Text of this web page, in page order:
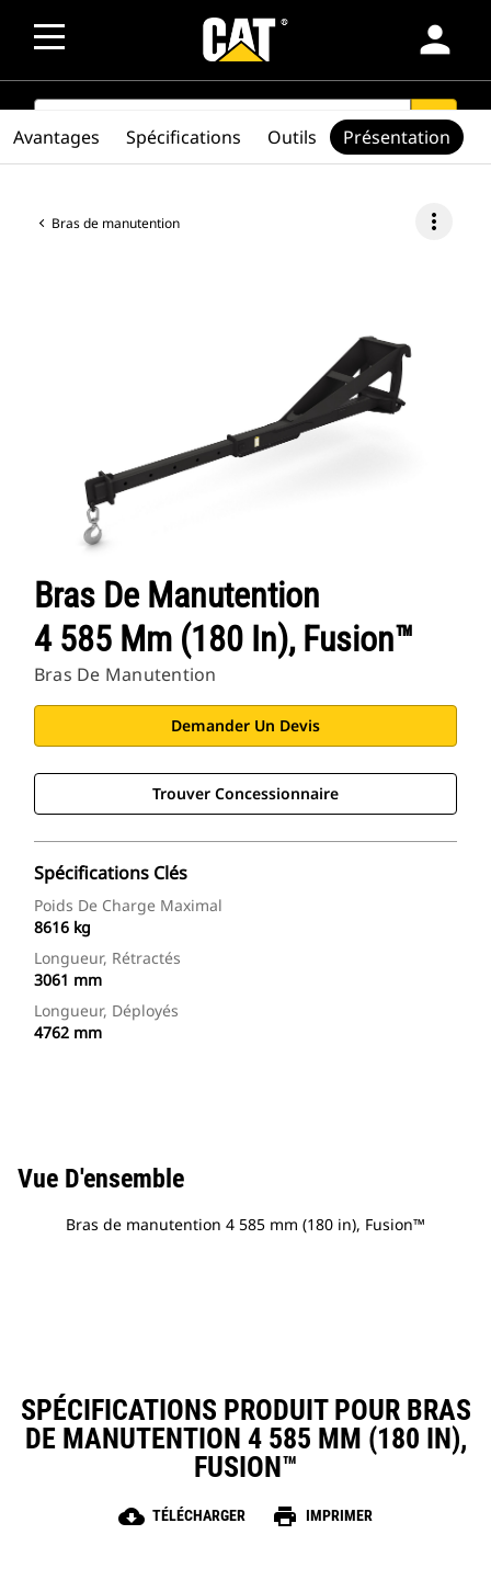
person
SEARCH search
Bras de manutention more_vert
Bras De Manutention
4 585 Mm (180 In), Fusion™
Bras De Manutention
Demander Un Devis
Trouver Concessionnaire
Spécifications Clés
Poids De Charge Maximal
8616 kg
Longueur, Rétractés
3061 mm
Longueur, Déployés
4762 mm
Avantages Spécifications Outils Présentation
Vue D'ensemble
Bras de manutention 4 585 mm (180 in), Fusion™
SPÉCIFICATIONS PRODUIT POUR BRAS
DE MANUTENTION 4 585 MM (180 IN),
FUSION™
cloud_download TÉLÉCHARGER print IMPRIMER